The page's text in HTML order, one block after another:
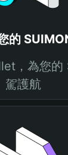
的
，為您的
駕護航